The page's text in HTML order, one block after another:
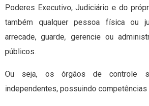
Poderes Executivo, Judiciário e do
também qualquer pessoa física ou
arrecade, guarde, gerencie ou
públicos.
Ou seja, os órgãos de controle
independentes, possuindo competências